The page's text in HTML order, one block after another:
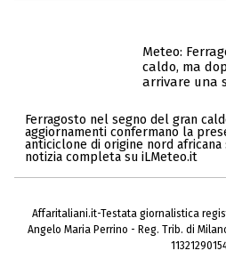
Meteo:
caldo, ma
arrivare una
Ferragosto nel segno del gran
aggiornamenti confermano la
anticiclone di origine nord africana
notizia completa su iLMeteo.it
Affaritaliani.it-Testata giornalistica
Angelo Maria Perrino - Reg. Trib. di